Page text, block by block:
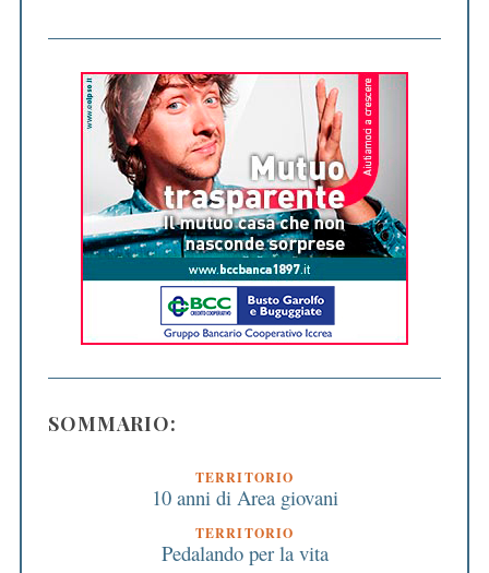
SOMMARIO:
TERRITORIO
10 anni di Area giovani
TERRITORIO
Pedalando per la vita